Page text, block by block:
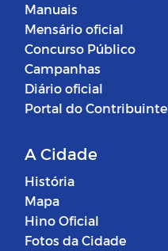
Manuais
Mensário oficial
Concurso Público
Campanhas
Diário oficial
Portal do Contribuinte
A Cidade
História
Mapa
Hino Oficial
Fotos da Cidade